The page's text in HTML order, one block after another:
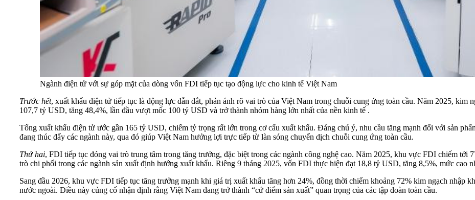
Ngành điện tử với sự góp mặt của dòng vốn FDI tiếp tục tạo động lực cho kinh tế Việt Nam
Trước hết, xuất khẩu điện tử tiếp tục là động lực dẫn dắt, phản ánh rõ vai trò của Việt Nam trong chuỗi cung ứng toàn cầu. Năm 2025, kim
107,7 tỷ USD, tăng 48,4%, lần đầu vượt mốc 100 tỷ USD và trở thành nhóm hàng lớn nhất của nền kinh tế .
Tổng xuất khẩu điện tử ước gần 165 tỷ USD, chiếm tỷ trọng rất lớn trong cơ cấu xuất khẩu. Đáng chú ý, nhu cầu tăng mạnh đối với sản
đang thúc đẩy các ngành này, qua đó giúp Việt Nam hưởng lợi trực tiếp từ làn sóng chuyển dịch chuỗi cung ứng toàn cầu.
Thứ hai, FDI tiếp tục đóng vai trò trung tâm trong tăng trưởng, đặc biệt trong các ngành công nghệ cao. Năm 2025, khu vực FDI chiếm tới
trò chi phối trong các ngành sản xuất định hướng xuất khẩu. Riêng 9 tháng 2025, vốn FDI thực hiện đạt 18,8 tỷ USD, tăng 8,5%, mức cao
Sang đầu 2026, khu vực FDI tiếp tục tăng trưởng mạnh khi giá trị xuất khẩu tăng hơn 24%, đồng thời chiếm khoảng 72% kim ngạch nhập
nước ngoài. Điều này củng cố nhận định rằng Việt Nam đang trở thành “cứ điểm sản xuất” quan trọng của các tập đoàn toàn cầu.